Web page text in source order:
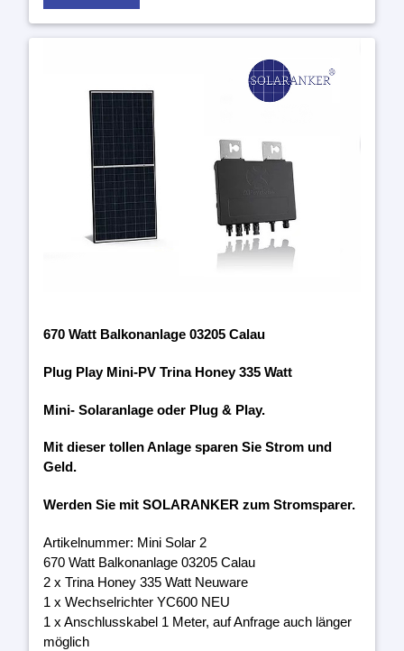
670 Watt Balkonanlage 03205 Calau
Plug Play Mini-PV Trina Honey 335 Watt
Mini- Solaranlage oder Plug & Play.
Mit dieser tollen Anlage sparen Sie Strom und
Geld.
Werden Sie mit SOLARANKER zum Stromsparer.
Artikelnummer: Mini Solar 2
670 Watt Balkonanlage 03205 Calau
2 x Trina Honey 335 Watt Neuware
1 x Wechselrichter YC600 NEU
1 x Anschlusskabel 1 Meter, auf Anfrage auch länger
möglich